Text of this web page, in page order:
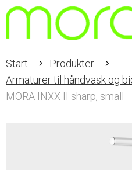
Start
Produkter
Armaturer til håndvask og
MORA INXX II sharp, small